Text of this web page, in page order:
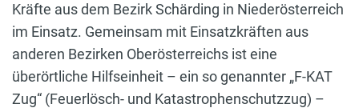
Kräfte aus dem Bezirk Schärding in Niederösterreich
im Einsatz. Gemeinsam mit Einsatzkräften aus
anderen Bezirken Oberösterreichs ist eine
überörtliche Hilfseinheit – ein so genannter „F-KAT
Zug“ (Feuerlösch- und Katastrophenschutzzug) –